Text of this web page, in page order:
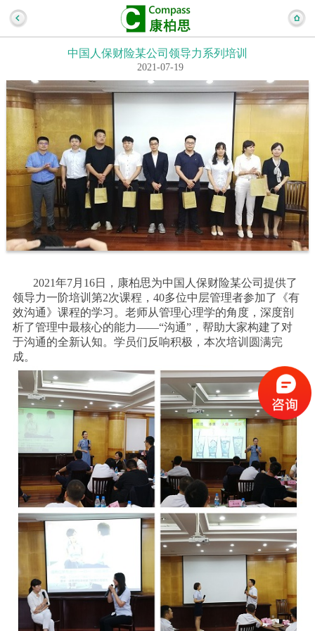
中国人保财险某公司领导力系列培训
2021-07-19
2021年7月16日，康柏思为中国人保财险某公司提供了
领导力一阶培训第2次课程，40多位中层管理者参加了《有
效沟通》课程的学习。老师从管理心理学的角度，深度剖
析了管理中最核心的能力——“沟通”，帮助大家构建了对
于沟通的全新认知。学员们反响积极，本次培训圆满完
成。